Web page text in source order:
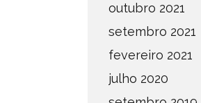
outubro 2021
setembro 2021
fevereiro 2021
julho 2020